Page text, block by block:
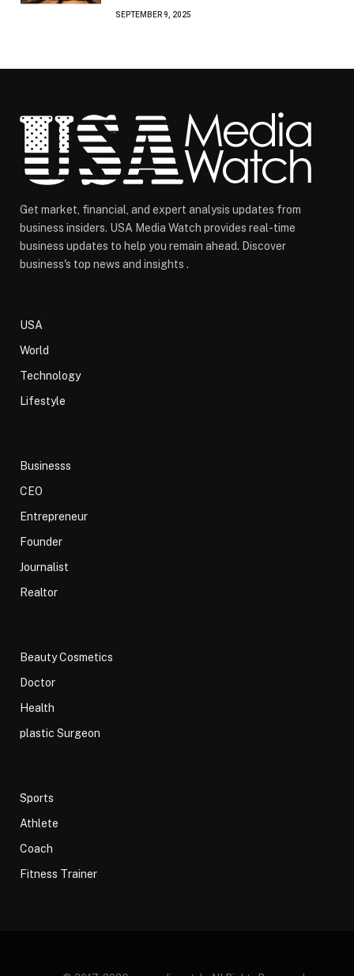
SEPTEMBER 9, 2025
Get market, financial, and expert analysis updates from
business insiders. USA Media Watch provides real-time
business updates to help you remain ahead. Discover
business's top news and insights .
USA
World
Technology
Lifestyle
Businesss
CEO
Entrepreneur
Founder
Journalist
Realtor
Beauty Cosmetics
Doctor
Health
plastic Surgeon
Sports
Athlete
Coach
Fitness Trainer